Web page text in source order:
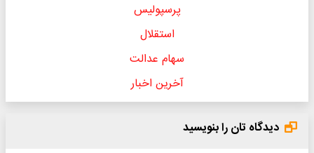
پرسپولیس
استقلال
سهام عدالت
آخرین اخبار
دیدگاه تان را بنویسید